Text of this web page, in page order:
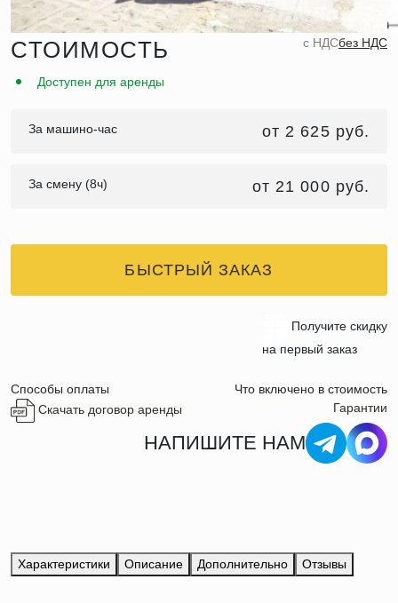
СТОИМОСТЬ c НДСбез НДС
Доступен для аренды
За машино-час от 2 625 руб.
За смену (8ч) от 21 000 руб.
БЫСТРЫЙ ЗАКАЗ
Получите скидку
на первый заказ
Способы оплаты
Что включено в стоимость
Скачать договор аренды
Гарантии
НАПИШИТЕ НАМ
Характеристики Описание Дополнительно Отзывы